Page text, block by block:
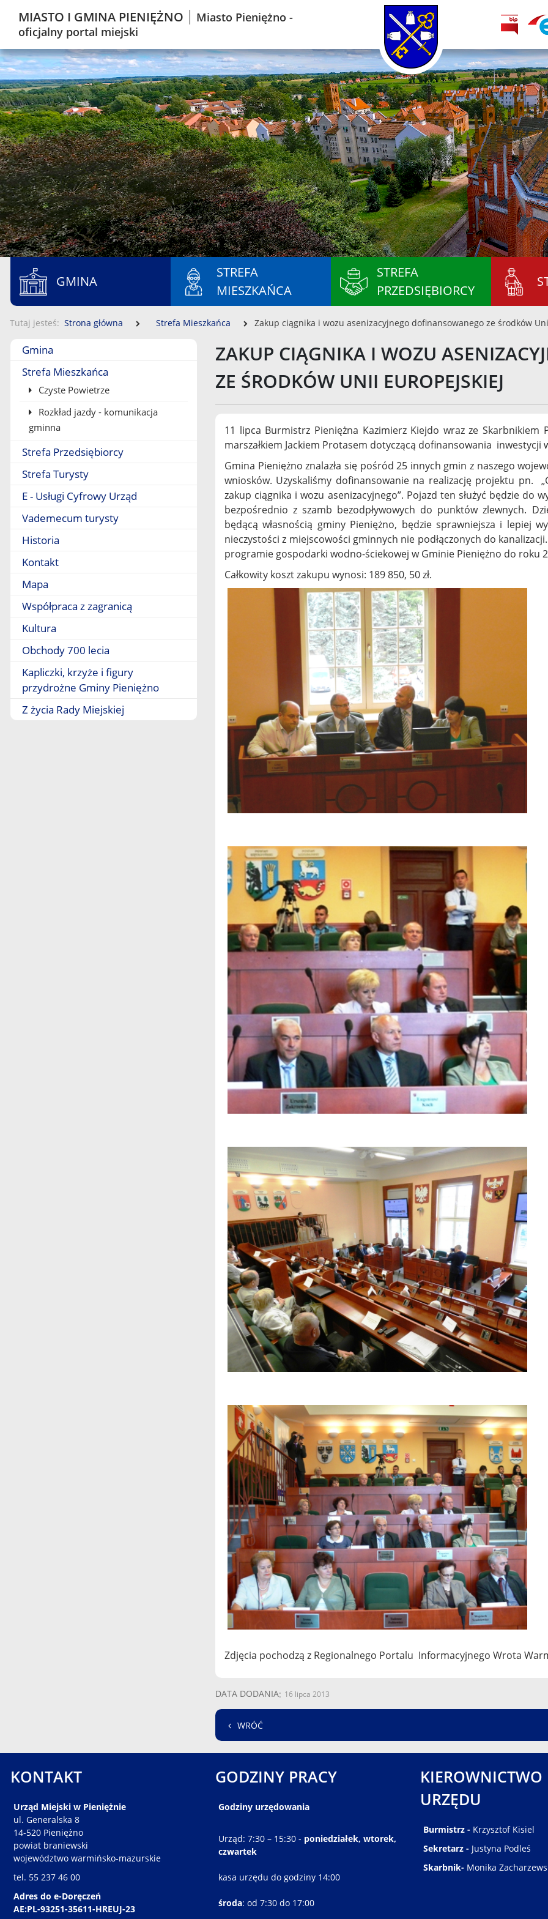
MIASTO I GMINA PIENIĘŻNO
Miasto Pieniężno -
oficjalny portal miejski
GMINA
STREFA
MIESZKAŃCA
STREFA
PRZEDSIĘBIORCY
Tutaj jesteś Strona główna Strefa Mieszkańca Zakup ciągnika i wozu asenizacyjnego dofinansowanego ze środków
Menu boczne
Gmina
Strefa Mieszkańca
Czyste Powietrze
Rozkład jazdy - komunikacja
gminna
Strefa Przedsiębiorcy
Strefa Turysty
E - Usługi Cyfrowy Urząd
Vademecum turysty
Historia
Kontakt
Mapa
Współpraca z zagranicą
Kultura
Obchody 700 lecia
Kapliczki, krzyże i figury
przydrożne Gminy Pieniężno
Z życia Rady Miejskiej
ZAKUP CIĄGNIKA I WOZU
ZE ŚRODKÓW UNII EUROPEJSKIEJ
11 lipca Burmistrz Pieniężna Kazimierz Kiejdo wraz ze Skarbnikiem
marszałkiem Jackiem Protasem dotyczącą dofinansowania
Gmina Pieniężno znalazła się pośród 25 innych gmin z naszego
wniosków. Uzyskaliśmy dofinansowanie na realizację projektu pn.
zakup ciągnika i wozu asenizacyjnego”. Pojazd ten służyć będzie do
bezpośrednio z szamb bezodpływowych do punktów zlewnych.
będącą własnością gminy Pieniężno, będzie sprawniejsza i lepiej
nieczystości z miejscowości gminnych nie podłączonych do
programie gospodarki wodno-ściekowej w Gminie Pieniężno do roku
Całkowity koszt zakupu wynosi: 189 850, 50 zł.
Zdjęcia pochodzą z Regionalnego Portalu Informacyjnego Wrota
DATA DODANIA 16 lipca 2013
WRÓĆ
KONTAKT
Urząd Miejski w Pieniężnie
ul. Generalska 8
14-520 Pieniężno
powiat braniewski
województwo warmińsko-mazurskie
tel. 55 237 46 00
Adres do e-Doręczeń
AE:PL-93251-35611-HREUJ-23
GODZINY PRACY
Godziny urzędowania
Urząd: 7:30 – 15:30 - poniedziałek, wtorek,
czwartek
kasa urzędu do godziny 14:00
środa: od 7:30 do 17:00
KIEROWNICTWO
URZĘDU
Burmistrz - Krzysztof Kisiel
Sekretarz - Justyna Podleś
Skarbnik- Monika